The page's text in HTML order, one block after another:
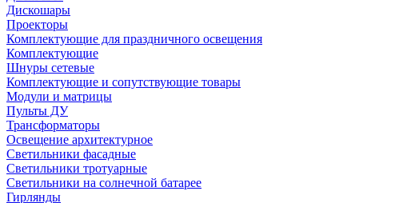
Дискошары
Проекторы
Комплектующие для праздничного освещения
Комплектующие
Шнуры сетевые
Комплектующие и сопутствующие товары
Модули и матрицы
Пульты ДУ
Трансформаторы
Освещение архитектурное
Светильники фасадные
Светильники тротуарные
Светильники на солнечной батарее
Гирлянды